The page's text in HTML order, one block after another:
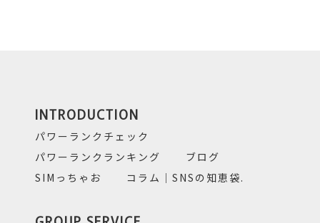
INTRODUCTION
パワーランクチェック
パワーランクランキング
ブログ
SIMっちゃお
コラム｜SNSの知恵袋.